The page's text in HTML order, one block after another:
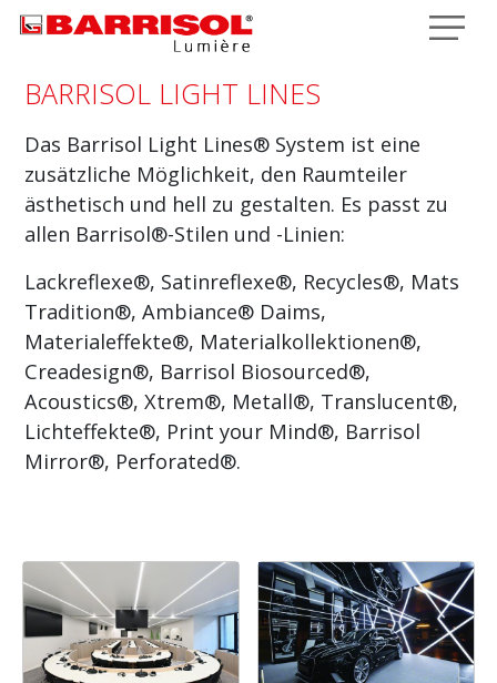
Direkt zum Inhalt
BARRISOL LIGHT LINES
Das Barrisol Light Lines® System ist eine
zusätzliche Möglichkeit, den Raumteiler
ästhetisch und hell zu gestalten. Es passt zu
allen Barrisol®-Stilen und -Linien:
Lackreflexe®, Satinreflexe®, Recycles®, Mats
Tradition®, Ambiance® Daims,
Materialeffekte®, Materialkollektionen®,
Creadesign®, Barrisol Biosourced®,
Acoustics®, Xtrem®, Metall®, Translucent®,
Lichteffekte®, Print your Mind®, Barrisol
Mirror®, Perforated®.